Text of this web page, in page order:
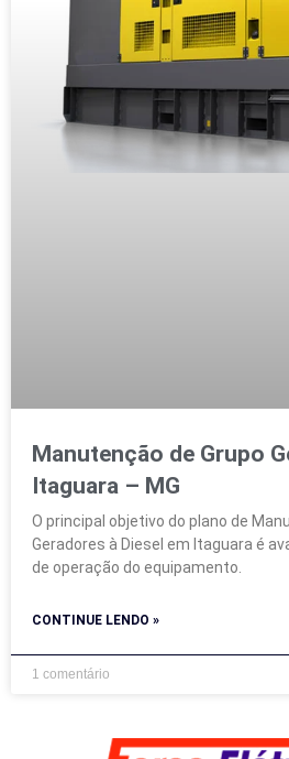
Manutenção de Grupo
Itaguara – MG
O principal objetivo do plano de
Geradores à Diesel em Itaguara é
de operação do equipamento.
CONTINUE LENDO »
1 comentário